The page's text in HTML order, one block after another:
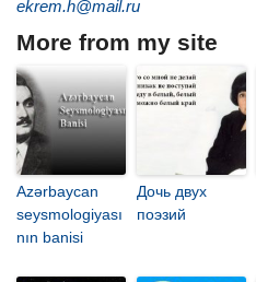
ekrem.h@mail.ru
More from my site
Azərbaycan
seysmologiyası
nın banisi
Дочь двух
поэзий